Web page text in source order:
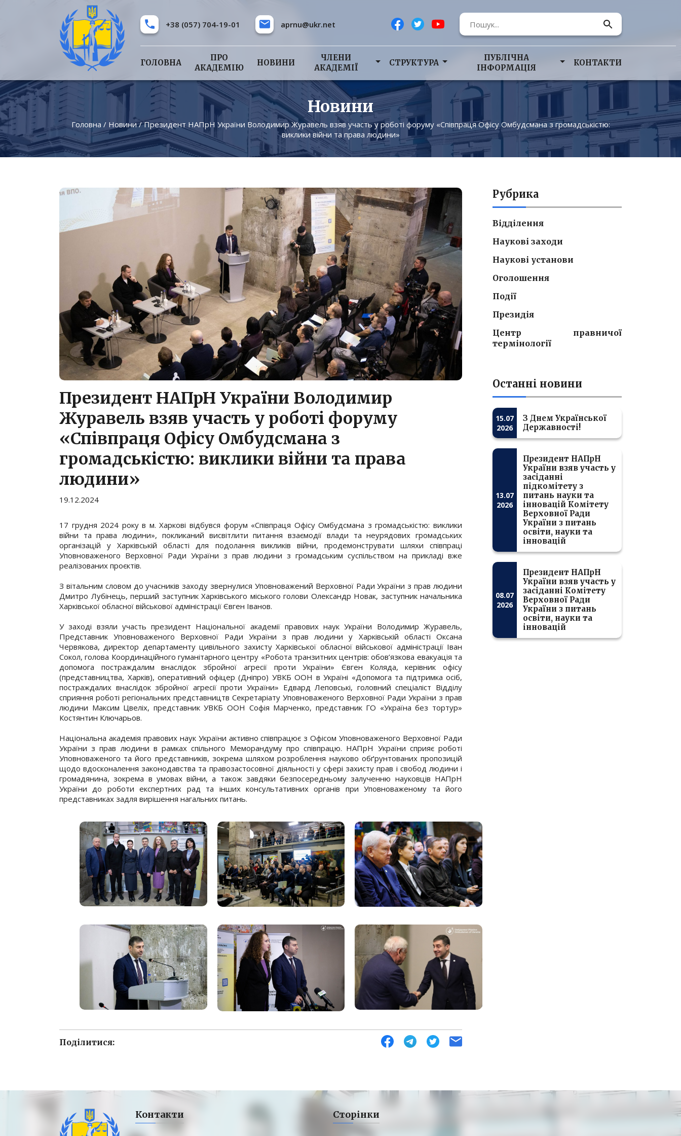
+38 (057) 704-19-01 aprnu@ukr.net
ГОЛОВНА
ПРО
АКАДЕМІЮ
НОВИНИ
ЧЛЕНИ
АКАДЕМІЇ
СТРУКТУРА
ПУБЛІЧНА
ІНФОРМАЦІЯ
КОНТАКТИ
Новини
Головна / Новини/Президент НАПрН України Володимир Журавель взяв участь у роботі форуму «Співпраця Офісу Омбудсмана з громадськістю:
виклики війни та права людини»
Президент НАПрН України Володимир
Журавель взяв участь у роботі форуму
«Співпраця Офісу Омбудсмана з
громадськістю: виклики війни та права
людини»
19.12.2024
17 грудня 2024 року в м. Харкові відбувся форум «Співпраця Офісу Омбудсмана з громадськістю: виклики
війни та права людини», покликаний висвітлити питання взаємодії влади та неурядових громадських
організацій у Харківській області для подолання викликів війни, продемонструвати шляхи співпраці
Уповноваженого Верховної Ради України з прав людини з громадським суспільством на прикладі вже
реалізованих проєктів.
З вітальним словом до учасників заходу звернулися Уповноважений Верховної Ради України з прав людини
Дмитро Лубінець, перший заступник Харківського міського голови Олександр Новак, заступник начальника
Харківської обласної військової адміністрації Євген Іванов.
У заході взяли участь президент Національної академії правових наук України Володимир Журавель,
Представник Уповноваженого Верховної Ради України з прав людини у Харківській області Оксана
Червякова, директор департаменту цивільного захисту Харківської обласної військової адміністрації Іван
Сокол, голова Координаційного гуманітарного центру «Робота транзитних центрів: обов’язкова евакуація та
допомога постраждалим внаслідок збройної агресії проти України» Євген Коляда, керівник офісу
(представництва, Харків), оперативний офіцер (Дніпро) УВКБ ООН в Україні «Допомога та підтримка осіб,
постраждалих внаслідок збройної агресії проти України» Едвард Леповські, головний спеціаліст Відділу
сприяння роботі регіональних представництв Секретаріату Уповноваженого Верховної Ради України з прав
людини Максим Цвеліх, представник УВКБ ООН Софія Марченко, представник ГО «Україна без тортур»
Костянтин Ключарьов.
Національна академія правових наук України активно співпрацює з Офісом Уповноваженого Верховної Ради
України з прав людини в рамках спільного Меморандуму про співпрацю. НАПрН України сприяє роботі
Уповноваженого та його представників, зокрема шляхом розроблення науково обґрунтованих пропозицій
щодо вдосконалення законодавства та правозастосовної діяльності у сфері захисту прав і свобод людини і
громадянина, зокрема в умовах війни, а також завдяки безпосередньому залученню науковців НАПрН
України до роботи експертних рад та інших консультативних органів при Уповноваженому та його
представниках задля вирішення нагальних питань.
Поділитися:
Рубрика
Відділення
Наукові заходи
Наукові установи
Оголошення
Події
Президія
Центр правничої
термінології
Останні новини
15.07
2026
З Днем Української
Державності!
13.07
2026
Президент НАПрН
України взяв участь у
засіданні
підкомітету з
питань науки та
інновацій Комітету
Верховної Ради
України з питань
освіти, науки та
інновацій
08.07
2026
Президент НАПрН
України взяв участь у
засіданні Комітету
Верховної Ради
України з питань
освіти, науки та
інновацій
Контакти Сторінки